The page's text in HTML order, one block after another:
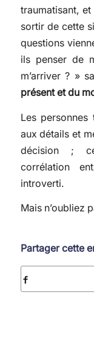
traumatisant,
sortir de cette
questions
ils penser de
m’arriver ? »
présent et du
Les personnes
aux détails et
décision ;
corrélation
introverti.
Mais n’oubliez
Partager cette